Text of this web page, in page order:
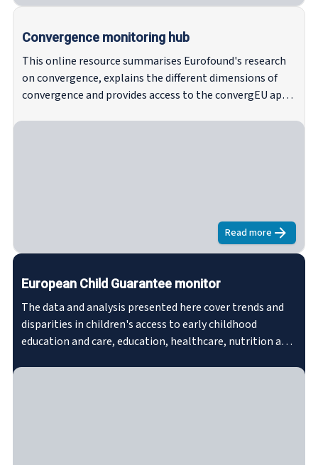
Convergence monitoring hub
This online resource summarises Eurofound's research
on convergence, explains the different dimensions of
convergence and provides access to the convergEU app,
Read moreabout
European Child Guarantee monitor
The data and analysis presented here cover trends and
disparities in children's access to early childhood
education and care, education, healthcare, nutrition and